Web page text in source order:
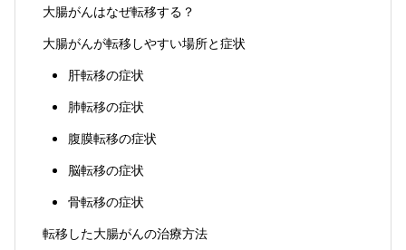
大腸がんはなぜ転移する？
大腸がんが転移しやすい場所と症状
肝転移の症状
肺転移の症状
腹膜転移の症状
脳転移の症状
骨転移の症状
転移した大腸がんの治療方法